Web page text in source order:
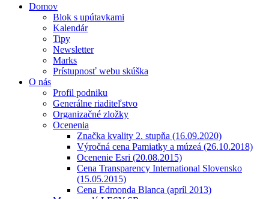
Domov
Blok s upútavkami
Kalendár
Tipy
Newsletter
Marks
Prístupnosť webu skúška
O nás
Profil podniku
Generálne riaditeľstvo
Organizačné zložky
Ocenenia
Značka kvality 2. stupňa (16.09.2020)
Výročná cena Pamiatky a múzeá (26.10.2018)
Ocenenie Esri (20.08.2015)
Cena Transparency International Slovensko
(15.05.2015)
Cena Edmonda Blanca (apríl 2013)